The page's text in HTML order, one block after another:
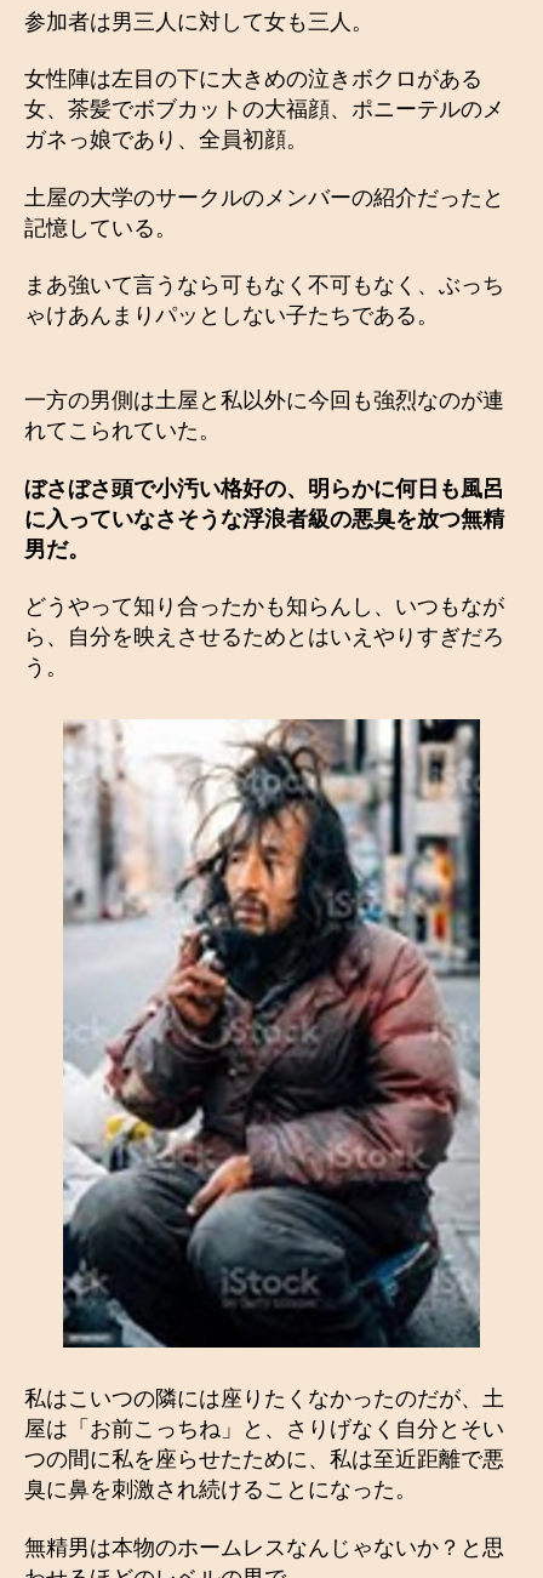
参加者は男三人に対して女も三人。
女性陣は左目の下に大きめの泣きボクロがある
女、茶髪でボブカットの大福顔、ポニーテルのメ
ガネっ娘であり、全員初顔。
土屋の大学のサークルのメンバーの紹介だったと
記憶している。
まあ強いて言うなら可もなく不可もなく、ぶっち
ゃけあんまりパッとしない子たちである。
一方の男側は土屋と私以外に今回も強烈なのが連
れてこられていた。
ぼさぼさ頭で小汚い格好の、明らかに何日も風呂
に入っていなさそうな浮浪者級の悪臭を放つ無精
男だ。
どうやって知り合ったかも知らんし、いつもなが
ら、自分を映えさせるためとはいえやりすぎだろ
う。
私はこいつの隣には座りたくなかったのだが、土
屋は「お前こっちね」と、さりげなく自分とそい
つの間に私を座らせたために、私は至近距離で悪
臭に鼻を刺激され続けることになった。
無精男は本物のホームレスなんじゃないか？と思